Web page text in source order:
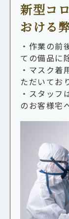
新型コ
おける
・作業の前
ての備品に
・マスク着
ただいてお
・スタッフ
のお客様宅